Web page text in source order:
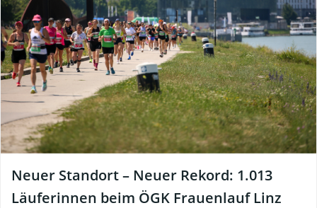
Neuer Standort – Neuer Rekord: 1.013
Läuferinnen beim ÖGK Frauenlauf Linz